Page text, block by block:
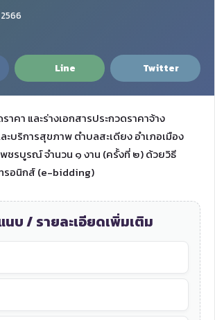
Line Twitter
าคา และร่างเอกสารประกวดราคาจ้าง
บริการสุขภาพ ตำบลสะเดียง อำเภอเมือง
ชรบูรณ์ จำนวน ๑ งาน (ครั้งที่ ๒) ด้วยวิธี
รอนิกส์ (e-bidding)
นบ / รายละเอียดเพิ่มเติม